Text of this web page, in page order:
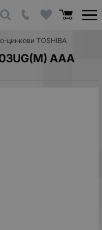
цинкови TOSHIBA
AAA